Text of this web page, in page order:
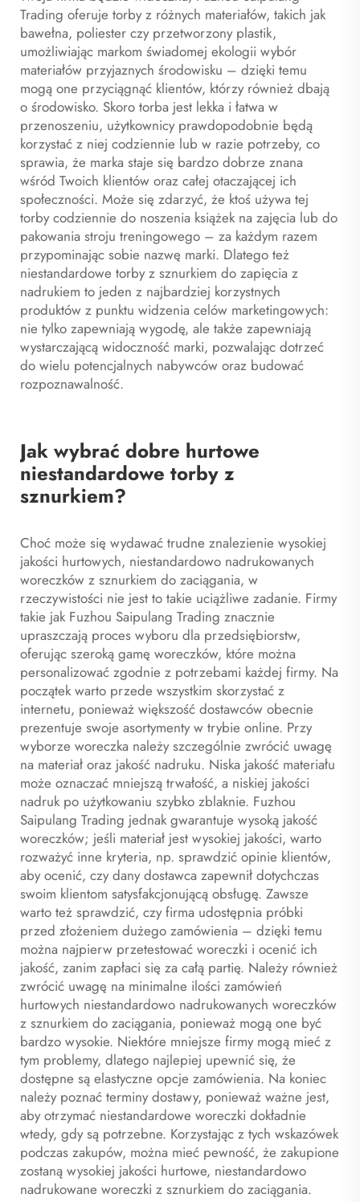
Trading oferuje torby z różnych materiałów, takich jak
bawełna, poliester czy przetworzony plastik,
umożliwiając markom świadomej ekologii wybór
materiałów przyjaznych środowisku – dzięki temu
mogą one przyciągnąć klientów, którzy również dbają
o środowisko. Skoro torba jest lekka i łatwa w
przenoszeniu, użytkownicy prawdopodobnie będą
korzystać z niej codziennie lub w razie potrzeby, co
sprawia, że marka staje się bardzo dobrze znana
wśród Twoich klientów oraz całej otaczającej ich
społeczności. Może się zdarzyć, że ktoś używa tej
torby codziennie do noszenia książek na zajęcia lub do
pakowania stroju treningowego – za każdym razem
przypominając sobie nazwę marki. Dlatego też
niestandardowe torby z sznurkiem do zapięcia z
nadrukiem to jeden z najbardziej korzystnych
produktów z punktu widzenia celów marketingowych:
nie tylko zapewniają wygodę, ale także zapewniają
wystarczającą widoczność marki, pozwalając dotrzeć
do wielu potencjalnych nabywców oraz budować
rozpoznawalność.
Jak wybrać dobre hurtowe
niestandardowe torby z
sznurkiem?
Choć może się wydawać trudne znalezienie wysokiej
jakości hurtowych, niestandardowo nadrukowanych
woreczków z sznurkiem do zaciągania, w
rzeczywistości nie jest to takie uciążliwe zadanie. Firmy
takie jak Fuzhou Saipulang Trading znacznie
upraszczają proces wyboru dla przedsiębiorstw,
oferując szeroką gamę woreczków, które można
personalizować zgodnie z potrzebami każdej firmy. Na
początek warto przede wszystkim skorzystać z
internetu, ponieważ większość dostawców obecnie
prezentuje swoje asortymenty w trybie online. Przy
wyborze woreczka należy szczególnie zwrócić uwagę
na materiał oraz jakość nadruku. Niska jakość materiału
może oznaczać mniejszą trwałość, a niskiej jakości
nadruk po użytkowaniu szybko zblaknie. Fuzhou
Saipulang Trading jednak gwarantuje wysoką jakość
woreczków; jeśli materiał jest wysokiej jakości, warto
rozważyć inne kryteria, np. sprawdzić opinie klientów,
aby ocenić, czy dany dostawca zapewnił dotychczas
swoim klientom satysfakcjonującą obsługę. Zawsze
warto też sprawdzić, czy firma udostępnia próbki
przed złożeniem dużego zamówienia – dzięki temu
można najpierw przetestować woreczki i ocenić ich
jakość, zanim zapłaci się za całą partię. Należy również
zwrócić uwagę na minimalne ilości zamówień
hurtowych niestandardowo nadrukowanych woreczków
z sznurkiem do zaciągania, ponieważ mogą one być
bardzo wysokie. Niektóre mniejsze firmy mogą mieć z
tym problemy, dlatego najlepiej upewnić się, że
dostępne są elastyczne opcje zamówienia. Na koniec
należy poznać terminy dostawy, ponieważ ważne jest,
aby otrzymać niestandardowe woreczki dokładnie
wtedy, gdy są potrzebne. Korzystając z tych wskazówek
podczas zakupów, można mieć pewność, że zakupione
zostaną wysokiej jakości hurtowe, niestandardowo
nadrukowane woreczki z sznurkiem do zaciągania.